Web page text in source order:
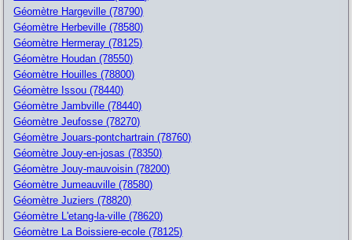
Géomètre Hargeville (78790)
Géomètre Herbeville (78580)
Géomètre Hermeray (78125)
Géomètre Houdan (78550)
Géomètre Houilles (78800)
Géomètre Issou (78440)
Géomètre Jambville (78440)
Géomètre Jeufosse (78270)
Géomètre Jouars-pontchartrain (78760)
Géomètre Jouy-en-josas (78350)
Géomètre Jouy-mauvoisin (78200)
Géomètre Jumeauville (78580)
Géomètre Juziers (78820)
Géomètre L'etang-la-ville (78620)
Géomètre La Boissiere-ecole (78125)